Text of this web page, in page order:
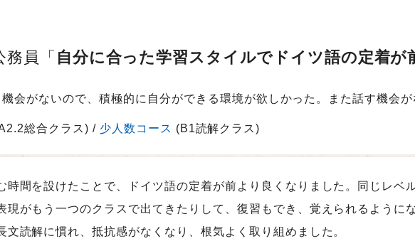
務員 自分に合った学習スタイルでドイツ語の定着が
会がないので、積極的に自分ができる環境が欲しかった。また話す機会が
総合クラス) 少人数コース (B1読解クラス)
時間を設けたことで、ドイツ語の定着が前より良くなりました。同じレベ
現がもう一つのクラスで出てきたりして、復習もでき、覚えられるように
文読解に慣れ、抵抗感がなくなり、根気よく取り組めました。